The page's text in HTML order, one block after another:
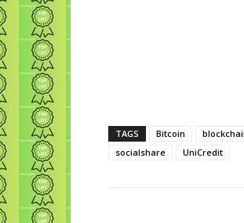
TAGS Bitcoin
socialshare
UniCredit